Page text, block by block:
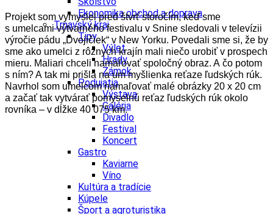
Ekonomika obchod a doprava
Trnavský kraj
Tipy
Výlet
Hrady
Zámok
Podujatia
Výstava
Galéria
Divadlo
Festival
Koncert
Gastro
Kaviarne
Víno
Kultúra a tradície
Kúpele
Šport a agroturistika
Projekt som vymyslel pred štvrť storočím, keď sme
s umelcami výtvarného festivalu v Snine sledovali v televízii
výročie pádu „Dvojičiek“ v New Yorku. Povedali sme si, že by
sme ako umelci z rôznych krajín mali niečo urobiť v prospech
mieru. Maliari chceli namaľovať spoločný obraz. A čo potom
s ním? A tak mi prišla na um myšlienka reťaze ľudských rúk.
Navrhol som umelcom namaľovať malé obrázky 20 x 20 cm
a začať tak vytvárať pomyselnú reťaz ľudských rúk okolo
rovníka – v dĺžke 40 075 km.